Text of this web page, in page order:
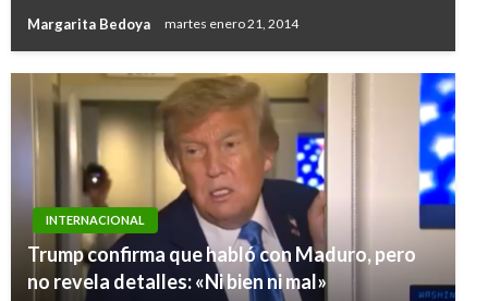
Margarita Bedoya martes enero 21, 2014
INTERNACIONAL
Trump confirma que habló con Maduro, pero
no revela detalles: «Ni bien ni mal»